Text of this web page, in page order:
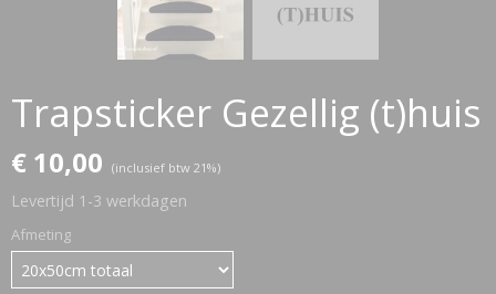
Trapsticker Gezellig (t)huis
€ 10,00 (inclusief btw 21%)
Levertijd 1-3 werkdagen
Afmeting